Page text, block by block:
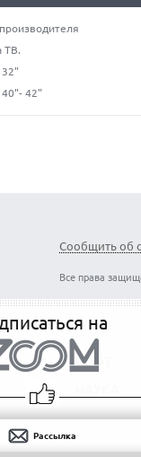
ТВ.
32"
40"- 42"
Сообщить об
Все права
СОФТ
на
Рассылка